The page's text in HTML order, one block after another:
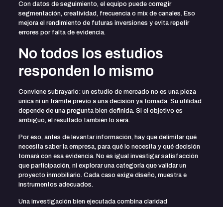
Con datos de seguimiento, el equipo puede corregir
segmentación, creatividad, frecuencia o mix de canales. Eso
mejora el rendimiento de futuras inversiones y evita repetir
errores por falta de evidencia.
No todos los estudios
responden lo mismo
Conviene subrayarlo: un estudio de mercado no es una pieza
única ni un trámite previo a una decisión ya tomada. Su utilidad
depende de una pregunta bien definida. Si el objetivo es
ambiguo, el resultado también lo será.
Por eso, antes de levantar información, hay que delimitar qué
necesita saber la empresa, para qué lo necesita y qué decisión
tomará con esa evidencia. No es igual investigar satisfacción
que participación, ni explorar una categoría que validar un
proyecto inmobiliario. Cada caso exige diseño, muestra e
instrumentos adecuados.
Una investigación bien ejecutada combina claridad